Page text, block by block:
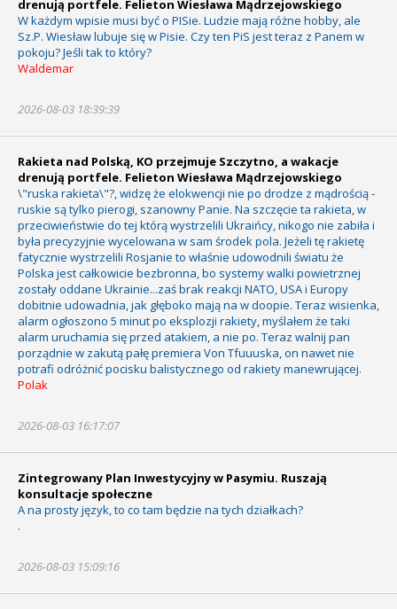
drenują portfele. Felieton Wiesława Mądrzejowskiego
W każdym wpisie musi być o PISie. Ludzie mają różne hobby, ale
Sz.P. Wiesław lubuje się w Pisie. Czy ten PiS jest teraz z Panem w
pokoju? Jeśli tak to który?
Waldemar
2026-08-03 18:39:39
Rakieta nad Polską, KO przejmuje Szczytno, a wakacje
drenują portfele. Felieton Wiesława Mądrzejowskiego
\"ruska rakieta\"?, widzę że elokwencji nie po drodze z mądrością -
ruskie są tylko pierogi, szanowny Panie. Na szczęcie ta rakieta, w
przeciwieństwie do tej którą wystrzelili Ukraińcy, nikogo nie zabiła i
była precyzyjnie wycelowana w sam środek pola. Jeżeli tę rakietę
fatycznie wystrzelili Rosjanie to właśnie udowodnili światu że
Polska jest całkowicie bezbronna, bo systemy walki powietrznej
zostały oddane Ukrainie...zaś brak reakcji NATO, USA i Europy
dobitnie udowadnia, jak głęboko mają na w doopie. Teraz wisienka,
alarm ogłoszono 5 minut po eksplozji rakiety, myślałem że taki
alarm uruchamia się przed atakiem, a nie po. Teraz walnij pan
porządnie w zakutą pałę premiera Von Tfuuuska, on nawet nie
potrafi odróżnić pocisku balistycznego od rakiety manewrującej.
Polak
2026-08-03 16:17:07
Zintegrowany Plan Inwestycyjny w Pasymiu. Ruszają
konsultacje społeczne
A na prosty język, to co tam będzie na tych działkach?
.
2026-08-03 15:09:16